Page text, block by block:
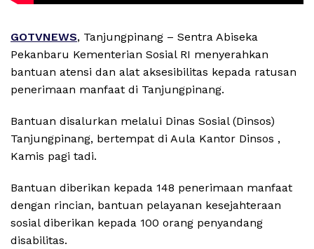
GOTVNEWS, Tanjungpinang – Sentra Abiseka
Pekanbaru Kementerian Sosial RI menyerahkan
bantuan atensi dan alat aksesibilitas kepada ratusan
penerimaan manfaat di Tanjungpinang.
Bantuan disalurkan melalui Dinas Sosial (Dinsos)
Tanjungpinang, bertempat di Aula Kantor Dinsos ,
Kamis pagi tadi.
Bantuan diberikan kepada 148 penerimaan manfaat
dengan rincian, bantuan pelayanan kesejahteraan
sosial diberikan kepada 100 orang penyandang
disabilitas.